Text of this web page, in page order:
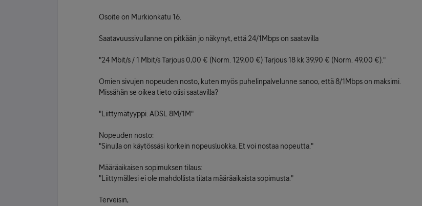
Osoite on Murkionkatu 16.
Saatavuussivullanne on pitkään jo näkynyt, että 24/1Mbps on saatavilla
"24 Mbit/s / 1 Mbit/s Tarjous 0,00 € (Norm. 129,00 €) Tarjous 18 kk 39,90 € (Norm. 49,00 €)."
Omien sivujen nopeuden nosto, kuten myös puhelinpalvelunne sanoo, että 8/1Mbps on maksimi.
Missähän se oikea tieto olisi saatavilla?
"Liittymätyyppi: ADSL 8M/1M"
Nopeuden nosto:
"Sinulla on käytössäsi korkein nopeusluokka. Et voi nostaa nopeutta."
Määräaikaisen sopimuksen tilaus:
"Liittymällesi ei ole mahdollista tilata määräaikaista sopimusta."
Terveisin,